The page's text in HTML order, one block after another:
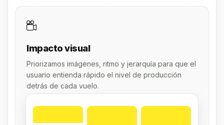
Impacto visual
Priorizamos imágenes, ritmo y jerarquía para que el
usuario entienda rápido el nivel de producción
detrás de cada vuelo.